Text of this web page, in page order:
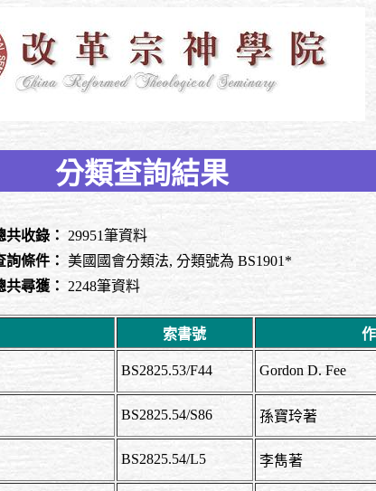
分類查詢結果
共收錄： 29951筆資料
詢條件： 美國國會分類法, 分類號為 BS1901*
共尋獲： 2248筆資料
索書號
BS2825.53/F44 Gordon D. Fee
BS2825.54/S86 孫寶玲著
BS2825.54/L5 李雋著